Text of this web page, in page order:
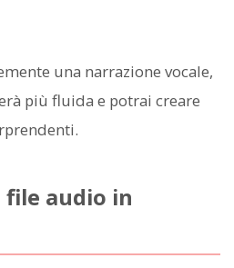
una narrazione vocale,
più fluida e potrai creare
file audio in